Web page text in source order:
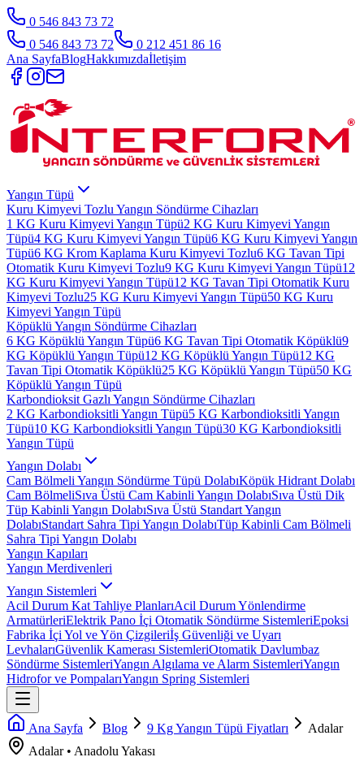
0 546 843 73 72
0 546 843 73 72
0 212 451 86 16
Ana SayfaBlogHakkımızdaİletişim
Yangın Tüpü
Kuru Kimyevi Tozlu Yangın Söndürme Cihazları
1 KG Kuru Kimyevi Yangın Tüpü2 KG Kuru Kimyevi Yangın
Tüpü4 KG Kuru Kimyevi Yangın Tüpü6 KG Kuru Kimyevi Yangın
Tüpü6 KG Krom Kaplama Kuru Kimyevi Tozlu6 KG Tavan Tipi
Otomatik Kuru Kimyevi Tozlu9 KG Kuru Kimyevi Yangın Tüpü12
KG Kuru Kimyevi Yangın Tüpü12 KG Tavan Tipi Otomatik Kuru
Kimyevi Tozlu25 KG Kuru Kimyevi Yangın Tüpü50 KG Kuru
Kimyevi Yangın Tüpü
Köpüklü Yangın Söndürme Cihazları
6 KG Köpüklü Yangın Tüpü6 KG Tavan Tipi Otomatik Köpüklü9
KG Köpüklü Yangın Tüpü12 KG Köpüklü Yangın Tüpü12 KG
Tavan Tipi Otomatik Köpüklü25 KG Köpüklü Yangın Tüpü50 KG
Köpüklü Yangın Tüpü
Karbondioksit Gazlı Yangın Söndürme Cihazları
2 KG Karbondioksitli Yangın Tüpü5 KG Karbondioksitli Yangın
Tüpü10 KG Karbondioksitli Yangın Tüpü30 KG Karbondioksitli
Yangın Tüpü
Yangın Dolabı
Cam Bölmeli Yangın Söndürme Tüpü DolabıKöpük Hidrant Dolabı
Cam BölmeliSıva Üstü Cam Kabinli Yangın DolabıSıva Üstü Dik
Tüp Kabinli Yangın DolabıSıva Üstü Standart Yangın
DolabıStandart Sahra Tipi Yangın DolabıTüp Kabinli Cam Bölmeli
Sahra Tipi Yangın Dolabı
Yangın Kapıları
Yangın Merdivenleri
Yangın Sistemleri
Acil Durum Kat Tahliye PlanlarıAcil Durum Yönlendirme
ArmatürleriElektrik Pano İçi Otomatik Söndürme SistemleriEpoksi
Fabrika İçi Yol ve Yön Çizgileriİş Güvenliği ve Uyarı
LevhalarıGüvenlik Kamerası SistemleriOtomatik Davlumbaz
Söndürme SistemleriYangın Algılama ve Alarm SistemleriYangın
Hidrofor ve PompalarıYangın Spring Sistemleri
Ana Sayfa Blog 9 Kg Yangın Tüpü Fiyatları
Adalar
Adalar• Anadolu Yakası